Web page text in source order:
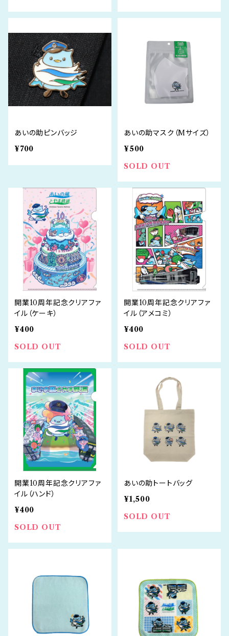
あいの助ピンバッジ
¥700
あいの助マスク（Mサイズ）
¥500
SOLD OUT
開業10周年記念クリアファ
イル（ケーキ）
¥400
SOLD OUT
開業10周年記念クリアファ
イル（アメコミ）
¥400
SOLD OUT
開業10周年記念クリアファ
イル（ハンド）
¥400
SOLD OUT
あいの助トートバッグ
¥1,500
SOLD OUT